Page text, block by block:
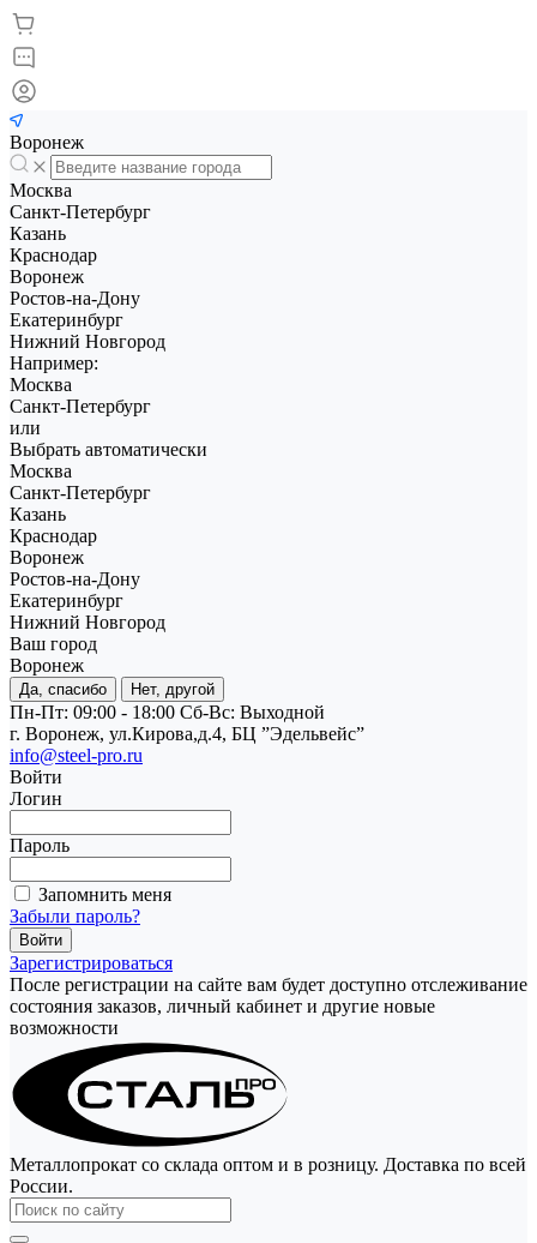
Воронеж
Москва
Санкт-Петербург
Казань
Краснодар
Воронеж
Ростов-на-Дону
Екатеринбург
Нижний Новгород
Например:
Москва
Санкт-Петербург
или
Выбрать автоматически
Москва
Санкт-Петербург
Казань
Краснодар
Воронеж
Ростов-на-Дону
Екатеринбург
Нижний Новгород
Ваш город
Воронеж
Да, спасибо Нет, другой
Пн-Пт: 09:00 - 18:00 Cб-Вс: Выходной
г. Воронеж, ул.Кирова,д.4, БЦ ”Эдельвейс”
info@steel-pro.ru
Войти
Логин
Пароль
Запомнить меня
Забыли пароль?
Зарегистрироваться
После регистрации на сайте вам будет доступно отслеживание
состояния заказов, личный кабинет и другие новые
возможности
Металлопрокат со склада оптом и в розницу. Доставка по всей
России.